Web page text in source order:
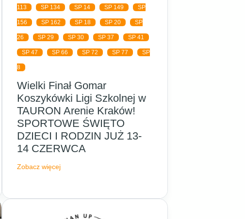
113 SP 134 SP 14 SP 149 SP
156 SP 162 SP 18 SP 20 SP
26 SP 29 SP 30 SP 37 SP 41
SP 47 SP 66 SP 72 SP 77 SP
8
Wielki Finał Gomar
Koszykówki Ligi Szkolnej w
TAURON Arenie Kraków!
SPORTOWE ŚWIĘTO
DZIECI I RODZIN JUŻ 13-
14 CZERWCA
Zobacz więcej